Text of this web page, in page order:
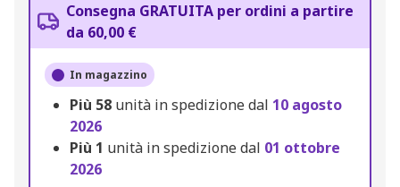
Consegna GRATUITA per ordini a partire
da 60,00 €
In magazzino
Più 58 unità in spedizione dal 10 agosto
2026
Più 1 unità in spedizione dal 01 ottobre
2026